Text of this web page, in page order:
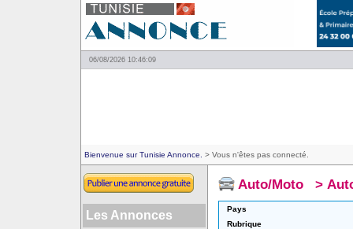
06/08/2026 10:46:09
Bienvenue sur Tunisie Annonce. > Vous n'êtes pas connecté.
Les Annonces
Auto/Moto >
Pays
Rubrique